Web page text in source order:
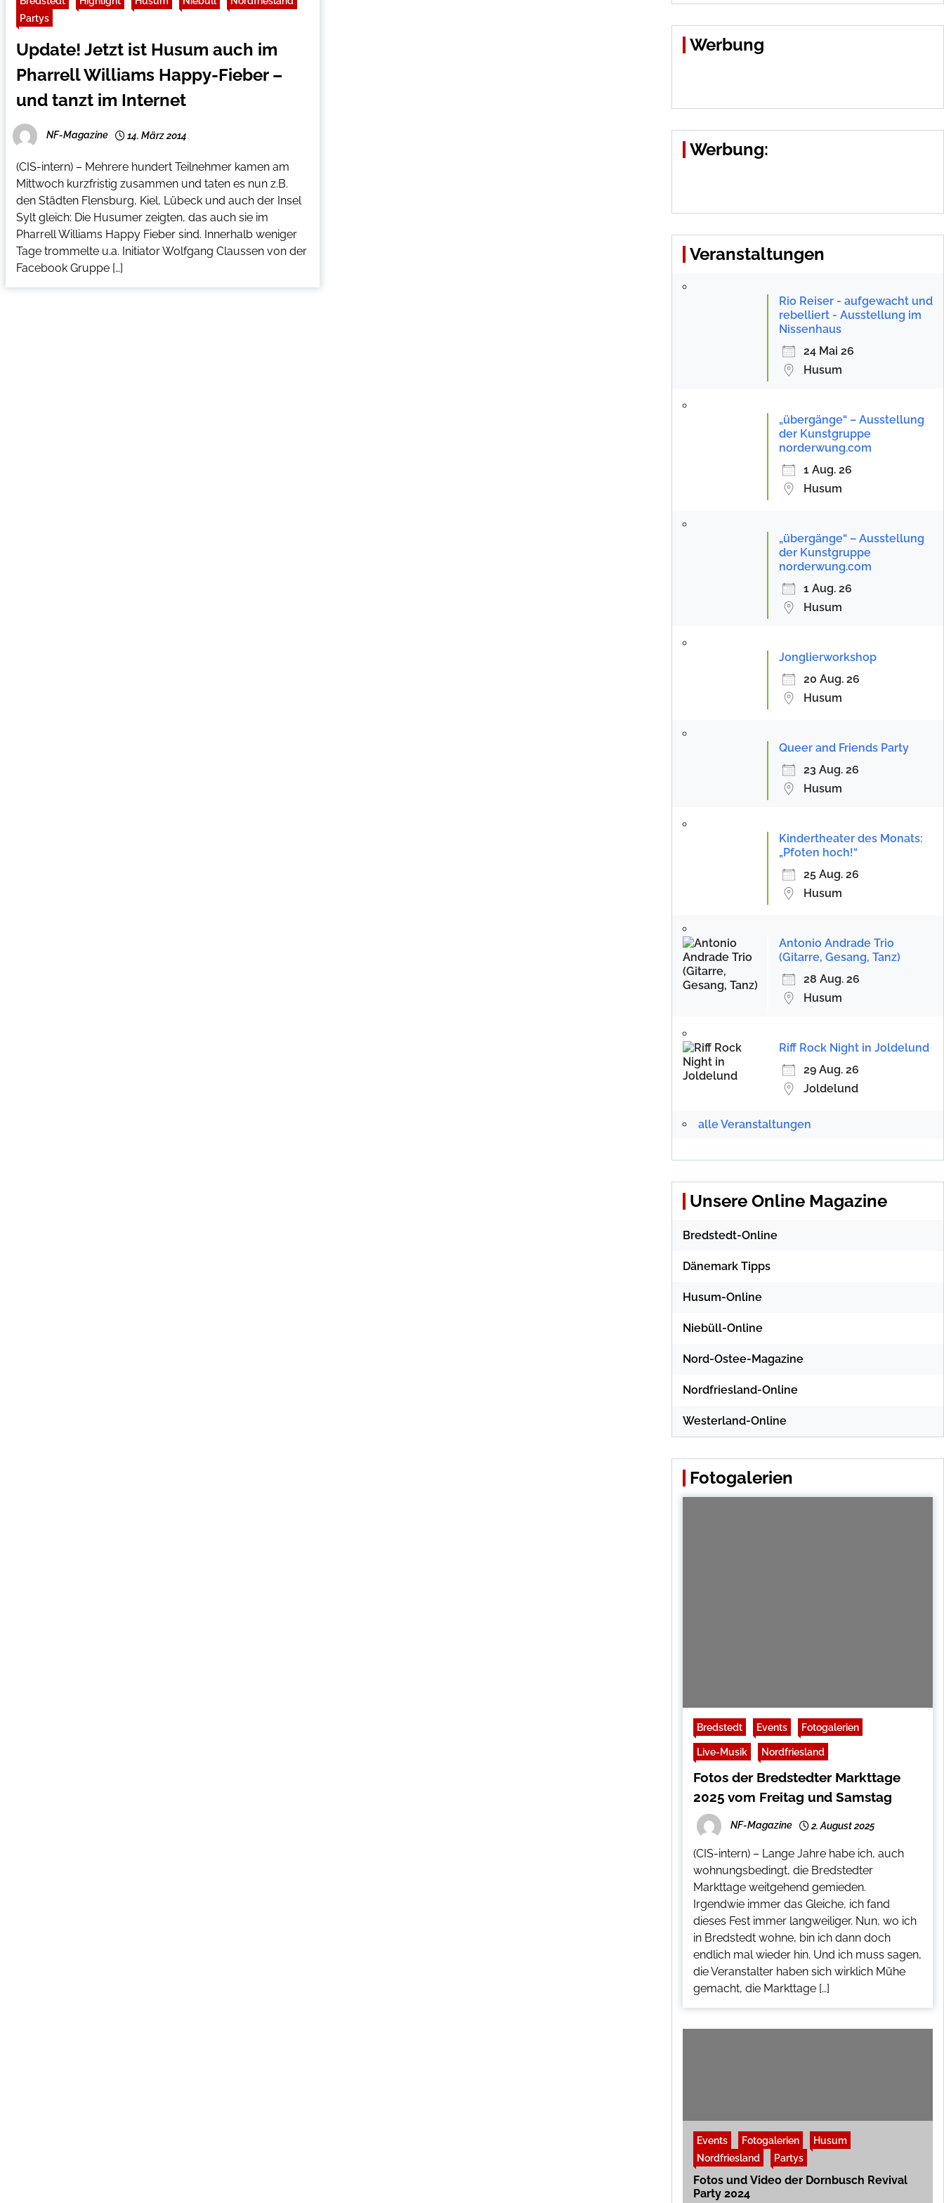
Partys
Update! Jetzt ist Husum auch im
Pharrell Williams Happy-Fieber –
und tanzt im Internet
NF-Magazine 14. März 2014
(CIS-intern) – Mehrere hundert Teilnehmer kamen am
Mittwoch kurzfristig zusammen und taten es nun z.B.
den Städten Flensburg, Kiel, Lübeck und auch der Insel
Sylt gleich: Die Husumer zeigten, das auch sie im
Pharrell Williams Happy Fieber sind. Innerhalb weniger
Tage trommelte u.a. Initiator Wolfgang Claussen von der
Facebook Gruppe […]
Werbung
Werbung:
Veranstaltungen
Rio Reiser - aufgewacht und
rebelliert - Ausstellung im
Nissenhaus
24 Mai 26
Husum
„übergänge“ – Ausstellung
der Kunstgruppe
norderwung.com
1 Aug. 26
Husum
„übergänge“ – Ausstellung
der Kunstgruppe
norderwung.com
1 Aug. 26
Husum
Jonglierworkshop
20 Aug. 26
Husum
Queer and Friends Party
23 Aug. 26
Husum
Kindertheater des Monats:
„Pfoten hoch!“
25 Aug. 26
Husum
Antonio Andrade Trio
(Gitarre, Gesang, Tanz)
28 Aug. 26
Husum
Riff Rock Night in Joldelund
29 Aug. 26
Joldelund
alle Veranstaltungen
Unsere Online Magazine
Bredstedt-Online
Dänemark Tipps
Husum-Online
Niebüll-Online
Nord-Ostee-Magazine
Nordfriesland-Online
Westerland-Online
Fotogalerien
Bredstedt Events Fotogalerien
Live-Musik Nordfriesland
Fotos der Bredstedter Markttage
2025 vom Freitag und Samstag
NF-Magazine 2. August 2025
(CIS-intern) – Lange Jahre habe ich, auch
wohnungsbedingt, die Bredstedter
Markttage weitgehend gemieden.
Irgendwie immer das Gleiche, ich fand
dieses Fest immer langweiliger. Nun, wo ich
in Bredstedt wohne, bin ich dann doch
endlich mal wieder hin. Und ich muss sagen,
die Veranstalter haben sich wirklich Mühe
gemacht, die Markttage […]
Events Fotogalerien
Husum
Nordfriesland
Partys
Fotos und Video der Dornbusch Revival
Party 2024